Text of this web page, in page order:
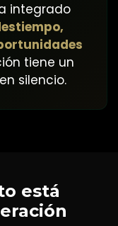
integrado
tiene un
silencio.
está